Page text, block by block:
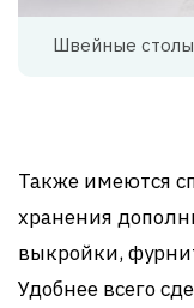
Швейные
Также имеются
хранения
выкройки,
Удобнее всего